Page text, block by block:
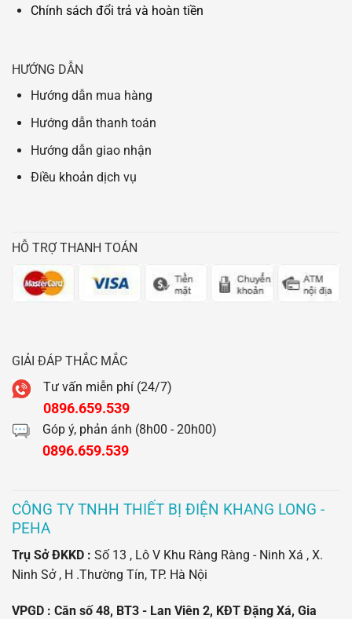
Chính sách đổi trả và hoàn tiền
HƯỚNG DẪN
Hướng dẫn mua hàng
Hướng dẫn thanh toán
Hướng dẫn giao nhận
Điều khoản dịch vụ
HỖ TRỢ THANH TOÁN
GIẢI ĐÁP THẮC MẮC
Tư vấn miễn phí (24/7)
0896.659.539
Góp ý, phản ánh (8h00 - 20h00)
0896.659.539
CÔNG TY TNHH THIẾT BỊ ĐIỆN KHANG LONG -
PEHA
Trụ Sở ĐKKD : Số 13 , Lô V Khu Ràng Ràng - Ninh Xá , X.
Ninh Sở , H .Thường Tín, TP. Hà Nội
VPGD : Căn số 48, BT3 - Lan Viên 2, KĐT Đặng Xá, Gia